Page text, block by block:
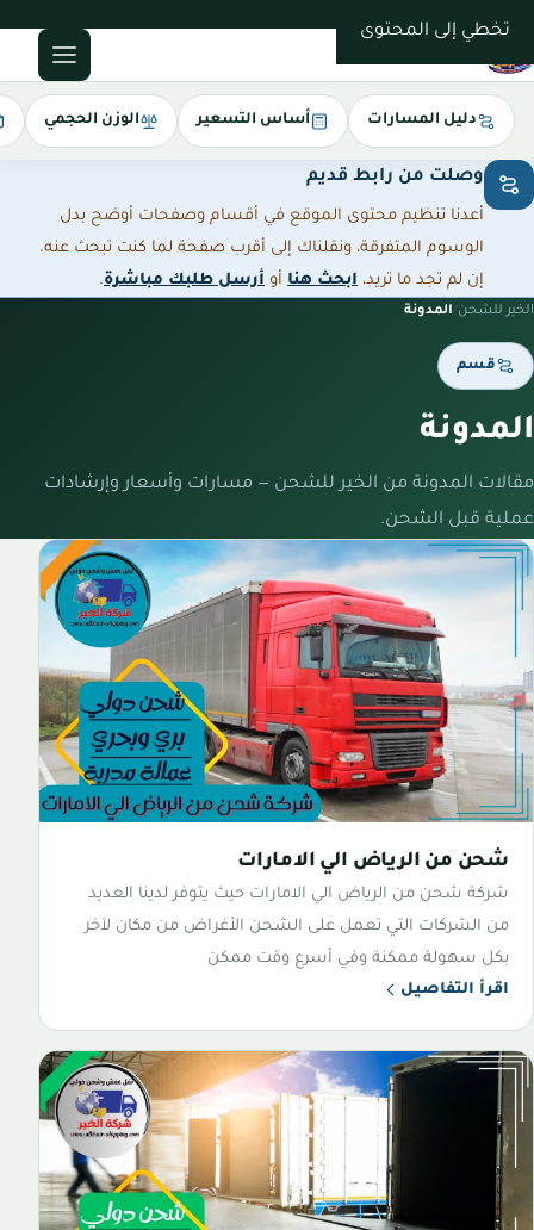
تخطي إلى المحتوى
دليل المسارات أساس التسعير الوزن الحجمي
وصلت من رابط قديم
أعدنا تنظيم محتوى الموقع في أقسام وصفحات أوضح بدل
الوسوم المتفرقة، ونقلناك إلى أقرب صفحة لما كنت تبحث عنه.
إن لم تجد ما تريد، ابحث هنا أو أرسل طلبك مباشرة.
الخير للشحن/المدونة
قسم
المدونة
مقالات المدونة من الخير للشحن — مسارات وأسعار وإرشادات
عملية قبل الشحن.
شحن من الرياض الي الامارات
شركة شحن من الرياض الي الامارات حيث يتوفر لدينا العديد
من الشركات التي تعمل على الشحن الأغراض من مكان لآخر
بكل سهولة ممكنة وفي أسرع وقت ممكن
اقرأ التفاصيل